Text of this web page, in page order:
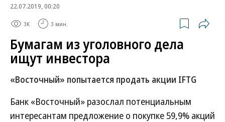
22.07.2019, 00:20
3K 3 мин.
Бумагам из уголовного дела
ищут инвестора
«Восточный» попытается продать акции IFTG
Банк «Восточный» разослал потенциальным
интересантам предложение о покупке 59,9% акций